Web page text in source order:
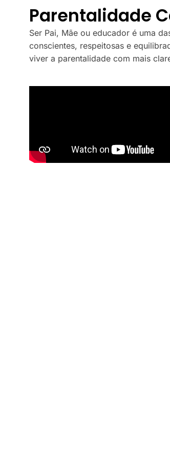
Parentalidade
Ser Pai, Mãe ou educador é uma
conscientes, respeitosas e
viver a parentalidade com mais